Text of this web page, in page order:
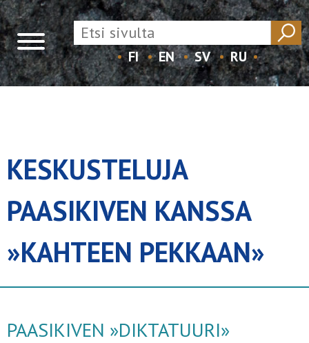
FI EN SV RU
KESKUSTELUJA
PAASIKIVEN KANSSA
»KAHTEEN PEKKAAN»
PAASIKIVEN »DIKTATUURI»